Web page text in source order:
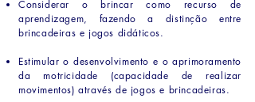
Considerar o brincar como recurso de
aprendizagem, fazendo a distinção entre
brincadeiras e jogos didáticos.
Estimular o desenvolvimento e o aprimoramento
da motricidade (capacidade de realizar
movimentos) através de jogos e brincadeiras.